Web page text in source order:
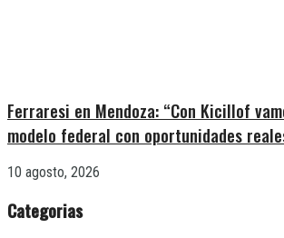
Ferraresi en Mendoza: “Con Kicillof
modelo federal con oportunidades
10 agosto, 2026
Categorias